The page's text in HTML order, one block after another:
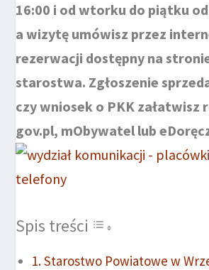
16:00 i od wtorku do piątku
a wizytę umówisz przez
rezerwacji dostępny na
starostwa. Zgłoszenie
czy wniosek o PKK załatwisz
gov.pl, mObywatel lub
Spis treści
Starostwo Powiatowe w